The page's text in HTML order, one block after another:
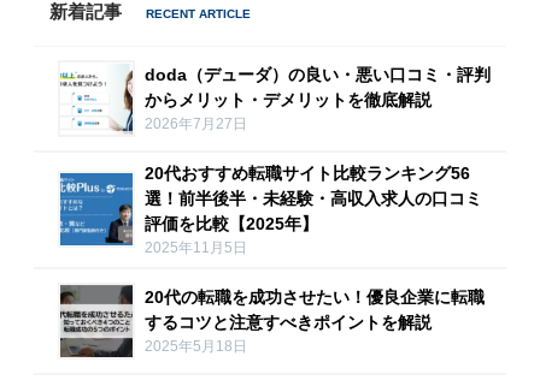
新着記事
doda（デューダ）の良い・悪い口コミ・評判
からメリット・デメリットを徹底解説
2026年7月27日
20代おすすめ転職サイト比較ランキング56
選！前半後半・未経験・高収入求人の口コミ
評価を比較【2025年】
2025年11月5日
20代の転職を成功させたい！優良企業に転職
するコツと注意すべきポイントを解説
2025年5月18日